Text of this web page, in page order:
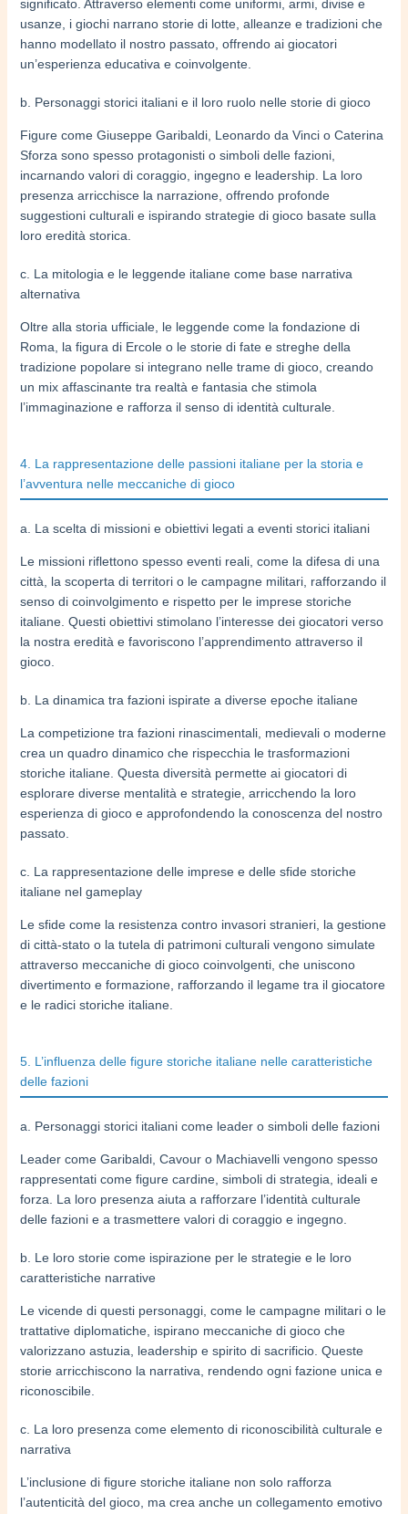
significato. Attraverso elementi come uniformi, armi, divise e
usanze, i giochi narrano storie di lotte, alleanze e tradizioni che
hanno modellato il nostro passato, offrendo ai giocatori
un’esperienza educativa e coinvolgente.
b. Personaggi storici italiani e il loro ruolo nelle storie di gioco
Figure come Giuseppe Garibaldi, Leonardo da Vinci o Caterina
Sforza sono spesso protagonisti o simboli delle fazioni,
incarnando valori di coraggio, ingegno e leadership. La loro
presenza arricchisce la narrazione, offrendo profonde
suggestioni culturali e ispirando strategie di gioco basate sulla
loro eredità storica.
c. La mitologia e le leggende italiane come base narrativa
alternativa
Oltre alla storia ufficiale, le leggende come la fondazione di
Roma, la figura di Ercole o le storie di fate e streghe della
tradizione popolare si integrano nelle trame di gioco, creando
un mix affascinante tra realtà e fantasia che stimola
l’immaginazione e rafforza il senso di identità culturale.
4. La rappresentazione delle passioni italiane per la storia e
l’avventura nelle meccaniche di gioco
a. La scelta di missioni e obiettivi legati a eventi storici italiani
Le missioni riflettono spesso eventi reali, come la difesa di una
città, la scoperta di territori o le campagne militari, rafforzando il
senso di coinvolgimento e rispetto per le imprese storiche
italiane. Questi obiettivi stimolano l’interesse dei giocatori verso
la nostra eredità e favoriscono l’apprendimento attraverso il
gioco.
b. La dinamica tra fazioni ispirate a diverse epoche italiane
La competizione tra fazioni rinascimentali, medievali o moderne
crea un quadro dinamico che rispecchia le trasformazioni
storiche italiane. Questa diversità permette ai giocatori di
esplorare diverse mentalità e strategie, arricchendo la loro
esperienza di gioco e approfondendo la conoscenza del nostro
passato.
c. La rappresentazione delle imprese e delle sfide storiche
italiane nel gameplay
Le sfide come la resistenza contro invasori stranieri, la gestione
di città-stato o la tutela di patrimoni culturali vengono simulate
attraverso meccaniche di gioco coinvolgenti, che uniscono
divertimento e formazione, rafforzando il legame tra il giocatore
e le radici storiche italiane.
5. L’influenza delle figure storiche italiane nelle caratteristiche
delle fazioni
a. Personaggi storici italiani come leader o simboli delle fazioni
Leader come Garibaldi, Cavour o Machiavelli vengono spesso
rappresentati come figure cardine, simboli di strategia, ideali e
forza. La loro presenza aiuta a rafforzare l’identità culturale
delle fazioni e a trasmettere valori di coraggio e ingegno.
b. Le loro storie come ispirazione per le strategie e le loro
caratteristiche narrative
Le vicende di questi personaggi, come le campagne militari o le
trattative diplomatiche, ispirano meccaniche di gioco che
valorizzano astuzia, leadership e spirito di sacrificio. Queste
storie arricchiscono la narrativa, rendendo ogni fazione unica e
riconoscibile.
c. La loro presenza come elemento di riconoscibilità culturale e
narrativa
L’inclusione di figure storiche italiane non solo rafforza
l’autenticità del gioco, ma crea anche un collegamento emotivo